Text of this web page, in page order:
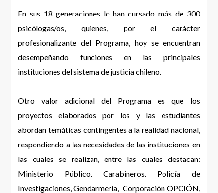
En sus 18 generaciones lo han cursado más de 300
psicólogas/os, quienes, por el carácter
profesionalizante del Programa, hoy se encuentran
desempeñando funciones en las principales
instituciones del sistema de justicia chileno.
Otro valor adicional del Programa es que los
proyectos elaborados por los y las estudiantes
abordan temáticas contingentes a la realidad nacional,
respondiendo a las necesidades de las instituciones en
las cuales se realizan, entre las cuales destacan:
Ministerio Público, Carabineros, Policía de
Investigaciones, Gendarmería, Corporación OPCIÓN,